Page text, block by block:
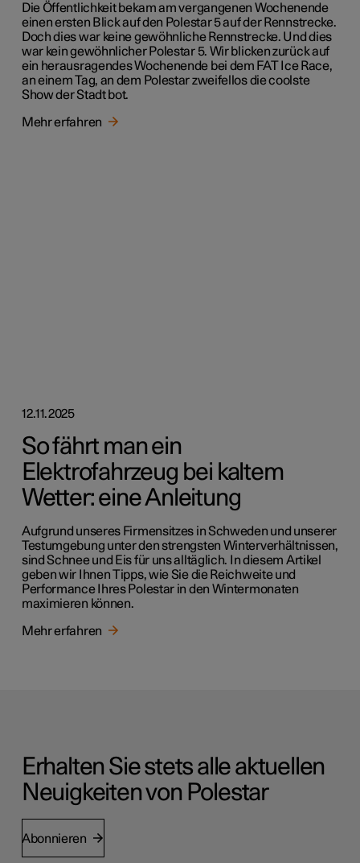
Die Öffentlichkeit bekam am vergangenen Wochenende
einen ersten Blick auf den Polestar 5 auf der Rennstrecke.
Doch dies war keine gewöhnliche Rennstrecke. Und dies
war kein gewöhnlicher Polestar 5. Wir blicken zurück auf
ein herausragendes Wochenende bei dem FAT Ice Race,
an einem Tag, an dem Polestar zweifellos die coolste
Show der Stadt bot.
Mehr erfahren
12.11.2025
So fährt man ein
Elektrofahrzeug bei kaltem
Wetter: eine Anleitung
Aufgrund unseres Firmensitzes in Schweden und unserer
Testumgebung unter den strengsten Winterverhältnissen,
sind Schnee und Eis für uns alltäglich. In diesem Artikel
geben wir Ihnen Tipps, wie Sie die Reichweite und
Performance Ihres Polestar in den Wintermonaten
maximieren können.
Mehr erfahren
Erhalten Sie stets alle aktuellen
Neuigkeiten von Polestar
Abonnieren